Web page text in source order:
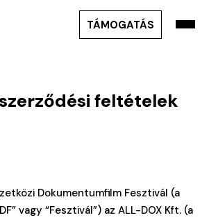
TÁMOGATÁS
feltételek
Dokumentumfilm Fesztivál (a
vagy “Fesztivál”) az ALL-DOX Kft. (a